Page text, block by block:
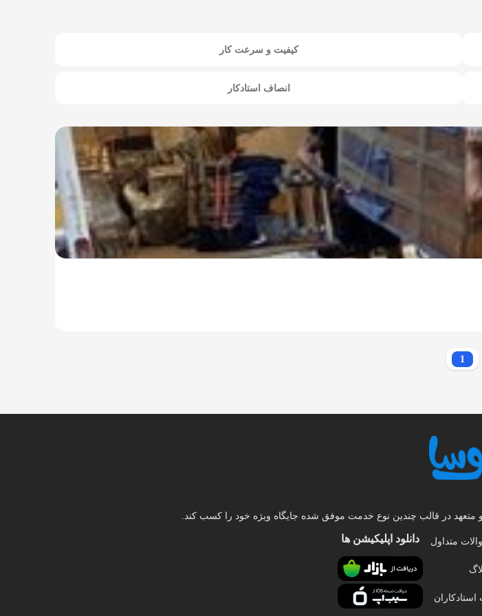
کیفیت و سرعت کار
انصاف استادکار
1
متعهد در قالب چندین نوع خدمت موفق شده جایگاه ویژه خود را کسب کند.
متداول
استادکاران
دانلود اپلیکیشن‌ ها